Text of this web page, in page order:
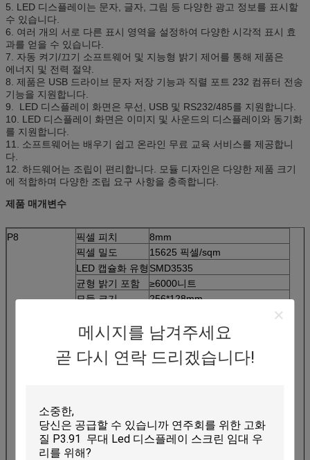
메시지를 남겨주세요
곧 다시 연락 드리겠습니다!
5. LED 디스플레이는 문자, 글자, 그림 등 다양한 광고 정보를 표시할
수 있습니다.
6. 여러 개의 서로 다른 표시 영역을 설정하여 다양한 시각적 표시 효
과를 얻을 수 있습니다.
7. 자동 켜기/끄기 소프트웨어 및 지능형 밝기 제어를 통해 제품은
에너지 및 전력 절약.
8. 제품은 USB 드라이브 문자 저장 기능과 직렬 포트 232 컴퓨터 전송
기능을 지원합니다.
9. LED 디스플레이 화면은 무선, USB 및 RS232/485를 지원합니다.
10. LED 디스플레이 화면은 이미지 및 사운드의 디스플레이와 동기화
를 지원합니다.
11. 소프트웨어는 배우기 쉽고 온라인 무료 교육 서비스를 제공합니
다.
12. 하드웨어는 조립이 편리합니다. 모듈 디자인은 다양한 제품 크기
에 적합하며 다양한 조립 요구 사항을 충족합니다.
제품 매개변수
P8 픽셀 피치
8mm
픽셀 밀도
15625 픽셀/sqm
LED 캡슐화 유형 SMD3535
균형 밝기 포함
≥6000니트
모듈 크기
256*128mm
캐비닛 크기
1024*1204/1280*1024
캐비닛 해상도
128*128/160*128도트
캐비닛 재질
강철
시청 거리
≥8m
시야각
140H/120V
입력 전원